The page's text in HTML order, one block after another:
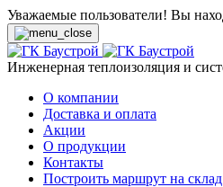
Уважаемые пользователи! Вы
Инженерная теплоизоляция и
О компании
Доставка и оплата
Акции
О продукции
Контакты
Построить маршрут на